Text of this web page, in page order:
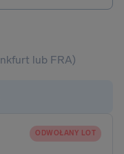
ODWOŁANY LOT